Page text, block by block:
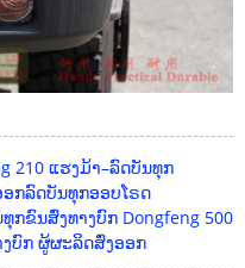
210 ແຮງມ້າ–ລົດບັນທຸກ
ອກລົດບັນທຸກອອບໂຣດ
ກຂົນສົ່ງທາງບົກ Dongfeng 500
ງບົກ ຜູ້ຜະລິດສົ່ງອອກ